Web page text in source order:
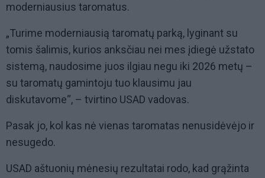
moderniausius taromatus.
„Turime moderniausią taromatų parką, lyginant su
tomis šalimis, kurios anksčiau nei mes įdiegė užstato
sistemą, naudosime juos ilgiau negu iki 2026 metų –
su taromatų gamintoju tuo klausimu jau
diskutavome“, – tvirtino USAD vadovas.
Pasak jo, kol kas nė vienas taromatas nenusidėvėjo ir
nesugedo.
USAD aštuonių mėnesių rezultatai rodo, kad grąžinta